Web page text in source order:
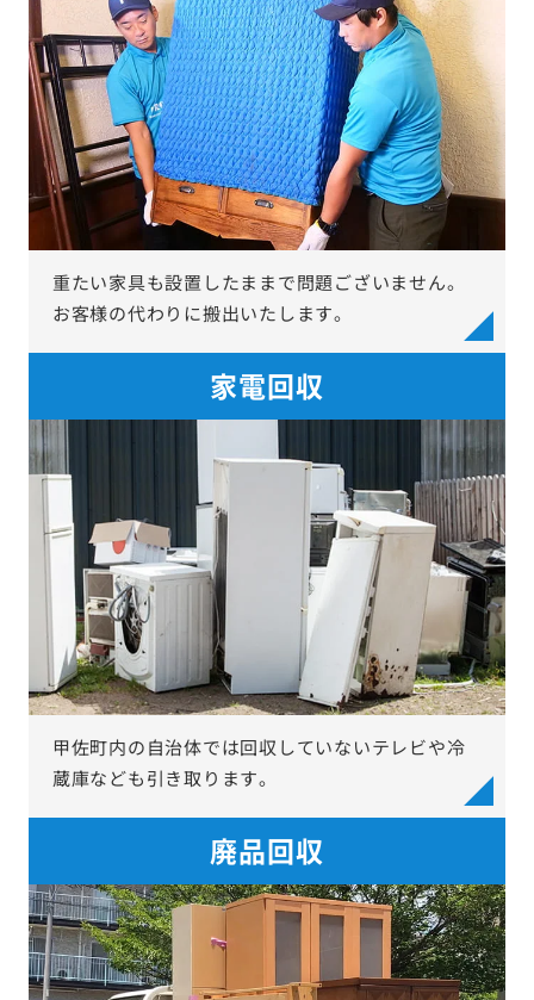
重たい家具も設置したままで問題ございません。
お客様の代わりに搬出いたします。
家電回収
甲佐町内の自治体では回収していないテレビや冷
蔵庫なども引き取ります。
廃品回収